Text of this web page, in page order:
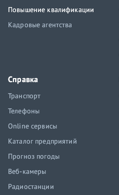
Повышение квалификации
Кадровые агентства
Справка
Транспорт
Телефоны
Online сервисы
Каталог предприятий
Прогноз погоды
Веб-камеры
Радиостанции